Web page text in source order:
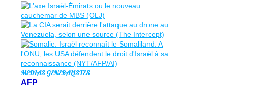
MEDIAS GENERALISTES
AFP